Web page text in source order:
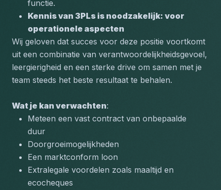
functie.
Kennis van 3PLs is noodzakelijk: voor
operationele aspecten
Wij geloven dat succes voor deze positie voortkomt
uit een combinatie van verantwoordelijkheidsgevoel,
leergierigheid en een sterke drive om samen met je
team steeds het beste resultaat te behalen.
Wat je kan verwachten:
Meteen een vast contract van onbepaalde
duur
Doorgroeimogelijkheden
Een marktconform loon
Extralegale voordelen zoals maaltijd en
ecocheques